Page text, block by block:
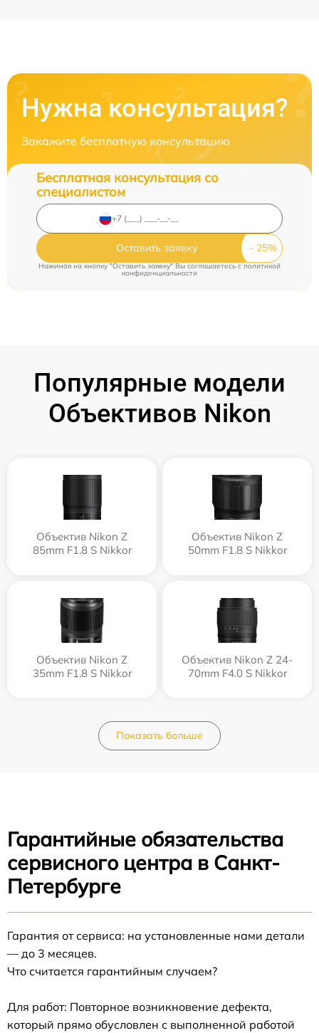
Нужна консультация?
Закажите бесплатную консультацию
Бесплатная консультация со
специалистом
Оставить заявку
Нажимая на кнопку "Оставить заявку" Вы соглашаетесь cполитикой
конфиденциальности
Популярные модели
Объективов Nikon
Объектив Nikon Z
85mm F1.8 S Nikkor
Объектив Nikon Z
50mm F1.8 S Nikkor
Объектив Nikon Z
35mm F1.8 S Nikkor
Объектив Nikon Z 24-
70mm F4.0 S Nikkor
Показать больше
Гарантийные обязательства
сервисного центра в Санкт-
Петербурге
Гарантия от сервиса: на установленные нами детали
— до 3 месяцев.
Что считается гарантийным случаем?
Для работ: Повторное возникновение дефекта,
который прямо обусловлен с выполненной работой